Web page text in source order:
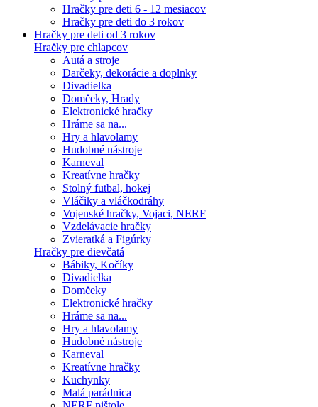
Hračky pre deti 6 - 12 mesiacov
Hračky pre deti do 3 rokov
Hračky pre deti od 3 rokov
Hračky pre chlapcov
Autá a stroje
Darčeky, dekorácie a doplnky
Divadielka
Domčeky, Hrady
Elektronické hračky
Hráme sa na...
Hry a hlavolamy
Hudobné nástroje
Karneval
Kreatívne hračky
Stolný futbal, hokej
Vláčiky a vláčkodráhy
Vojenské hračky, Vojaci, NERF
Vzdelávacie hračky
Zvieratká a Figúrky
Hračky pre dievčatá
Bábiky, Kočíky
Divadielka
Domčeky
Elektronické hračky
Hráme sa na...
Hry a hlavolamy
Hudobné nástroje
Karneval
Kreatívne hračky
Kuchynky
Malá parádnica